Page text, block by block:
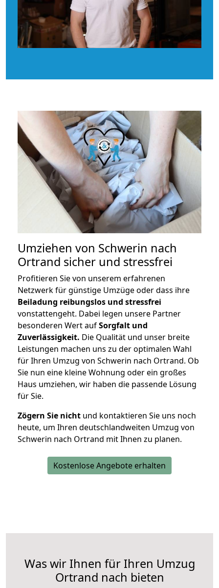
Umziehen von Schwerin nach
Ortrand sicher und stressfrei
Profitieren Sie von unserem erfahrenen
Netzwerk für günstige Umzüge oder dass ihre
Beiladung reibungslos und stressfrei
vonstattengeht. Dabei legen unsere Partner
besonderen Wert aufSorgfalt und
Zuverlässigkeit. Die Qualität und unser breite
Leistungen machen uns zu der optimalen Wahl
für Ihren Umzug von Schwerin nach Ortrand. Ob
Sie nun eine kleine Wohnung oder ein großes
Haus umziehen, wir haben die passende Lösung
für Sie.
Zögern Sie nicht und kontaktieren Sie uns noch
heute, um Ihren deutschlandweiten Umzug von
Schwerin nach Ortrand mit Ihnen zu planen.
Kostenlose Angebote erhalten
Was wir Ihnen für Ihren Umzug
Ortrand nach bieten